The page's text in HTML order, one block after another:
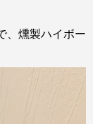
燻製ハイボー